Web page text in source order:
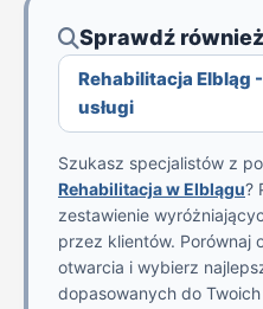
Sprawdź
Rehabilitacja Elbląg
usługi
Szukasz specjalistów z
Rehabilitacja w Elblągu?
zestawienie
przez klientów. Porównaj
otwarcia i wybierz
dopasowanych do